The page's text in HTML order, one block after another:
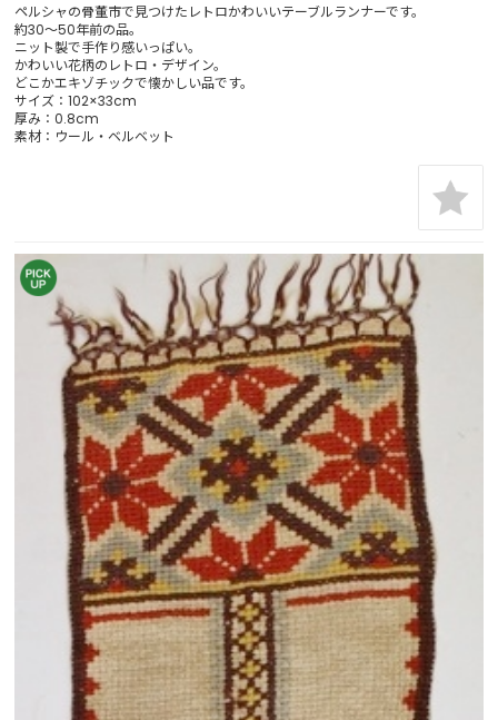
ペルシャの骨董市で見つけたレトロかわいいテーブルランナーです。
約30～50年前の品。
ニット製で手作り感いっぱい。
かわいい花柄のレトロ・デザイン。
どこかエキゾチックで懐かしい品です。
サイズ：102×33cm
厚み：0.8cm
素材：ウール・ベルベット